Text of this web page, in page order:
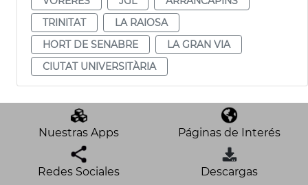
TRINITAT
LA RAIOSA
HORT DE SENABRE
LA GRAN VIA
CIUTAT UNIVERSITÀRIA
Nuestras Apps Páginas de Interés
Redes Sociales Descargas